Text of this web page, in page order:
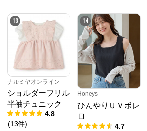
13
ナルミヤオンライン
ショルダーフリル
半袖チュニック
4.8
(13件)
14
Honeys
ひんやりＵＶボレ
ロ
4.7